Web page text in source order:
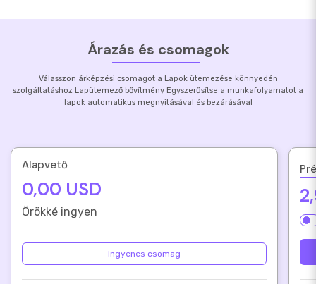
Árazás és csomagok
Válasszon árképzési csomagot a Lapok ütemezése könnyedén
szolgáltatáshoz Lapütemező bővítmény Egyszerűsítse a munkafolyamatot a
lapok automatikus megnyitásával és bezárásával
Alapvető
0,00 USD
Örökké ingyen
Ingyenes csomag